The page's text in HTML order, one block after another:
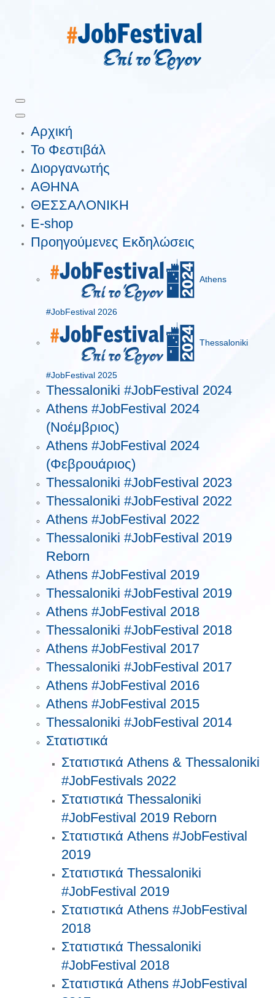
Αρχική
Το Φεστιβάλ
Διοργανωτής
ΑΘΗΝΑ
ΘΕΣΣΑΛΟΝΙΚΗ
E-shop
Προηγούμενες Εκδηλώσεις
Athens
#JobFestival 2026
Thessaloniki
#JobFestival 2025
Thessaloniki #JobFestival 2024
Athens #JobFestival 2024
(Νοέμβριος)
Athens #JobFestival 2024
(Φεβρουάριος)
Thessaloniki #JobFestival 2023
Thessaloniki #JobFestival 2022
Athens #JobFestival 2022
Thessaloniki #JobFestival 2019
Reborn
Athens #JobFestival 2019
Thessaloniki #JobFestival 2019
Athens #JobFestival 2018
Thessaloniki #JobFestival 2018
Athens #JobFestival 2017
Τhessaloniki #JobFestival 2017
Athens #JobFestival 2016
Athens #JobFestival 2015
Thessaloniki #JobFestival 2014
Στατιστικά
Στατιστικά Athens & Thessaloniki
#JobFestivals 2022
Στατιστικά Thessaloniki
#JobFestival 2019 Reborn
Στατιστικά Athens #JobFestival
2019
Στατιστικά Thessaloniki
#JobFestival 2019
Στατιστικά Athens #JobFestival
2018
Στατιστικά Thessaloniki
#JobFestival 2018
Στατιστικά Athens #JobFestival